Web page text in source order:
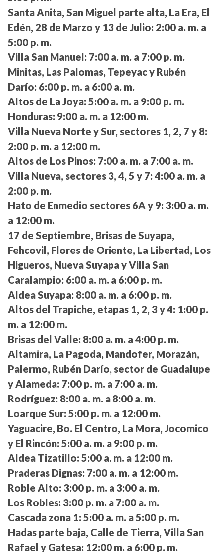
Santa Anita, San Miguel parte alta, La Era, El
Edén, 28 de Marzo y 13 de Julio: 2:00 a. m. a
5:00 p. m.
Villa San Manuel: 7:00 a. m. a 7:00 p. m.
Minitas, Las Palomas, Tepeyac y Rubén
Darío: 6:00 p. m. a 6:00 a. m.
Altos de La Joya: 5:00 a. m. a 9:00 p. m.
Honduras: 9:00 a. m. a 12:00 m.
Villa Nueva Norte y Sur, sectores 1, 2, 7 y 8:
2:00 p. m. a 12:00 m.
Altos de Los Pinos: 7:00 a. m. a 7:00 a. m.
Villa Nueva, sectores 3, 4, 5 y 7: 4:00 a. m. a
2:00 p. m.
Hato de Enmedio sectores 6A y 9: 3:00 a. m.
a 12:00 m.
17 de Septiembre, Brisas de Suyapa,
Fehcovil, Flores de Oriente, La Libertad, Los
Higueros, Nueva Suyapa y Villa San
Caralampio: 6:00 a. m. a 6:00 p. m.
Aldea Suyapa: 8:00 a. m. a 6:00 p. m.
Altos del Trapiche, etapas 1, 2, 3 y 4: 1:00 p.
m. a 12:00 m.
Brisas del Valle: 8:00 a. m. a 4:00 p. m.
Altamira, La Pagoda, Mandofer, Morazán,
Palermo, Rubén Darío, sector de Guadalupe
y Alameda: 7:00 p. m. a 7:00 a. m.
Rodríguez: 8:00 a. m. a 8:00 a. m.
Loarque Sur: 5:00 p. m. a 12:00 m.
Yaguacire, Bo. El Centro, La Mora, Jocomico
y El Rincón: 5:00 a. m. a 9:00 p. m.
Aldea Tizatillo: 5:00 a. m. a 12:00 m.
Praderas Dignas: 7:00 a. m. a 12:00 m.
Roble Alto: 3:00 p. m. a 3:00 a. m.
Los Robles: 3:00 p. m. a 7:00 a. m.
Cascada zona 1: 5:00 a. m. a 5:00 p. m.
Hadas parte baja, Calle de Tierra, Villa San
Rafael y Gatesa: 12:00 m. a 6:00 p. m.